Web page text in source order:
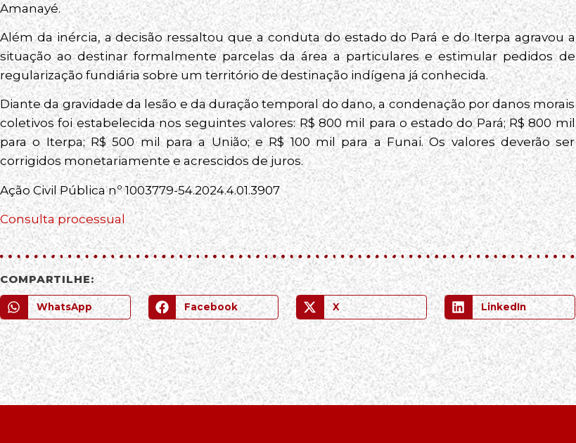
Amanayé.
Além da inércia, a decisão ressaltou que a conduta do estado do Pará e do Iterpa agravou a
situação ao destinar formalmente parcelas da área a particulares e estimular pedidos de
regularização fundiária sobre um território de destinação indígena já conhecida.
Diante da gravidade da lesão e da duração temporal do dano, a condenação por danos morais
coletivos foi estabelecida nos seguintes valores: R$ 800 mil para o estado do Pará; R$ 800 mil
para o Iterpa; R$ 500 mil para a União; e R$ 100 mil para a Funai. Os valores deverão ser
corrigidos monetariamente e acrescidos de juros.
Ação Civil Pública nº 1003779-54.2024.4.01.3907
Consulta processual
COMPARTILHE:
WhatsApp Facebook X LinkedIn